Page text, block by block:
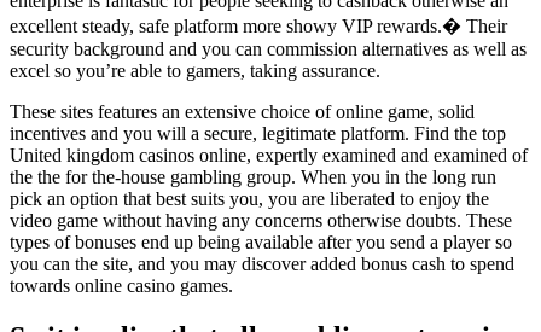
excellent steady, safe platform more showy VIP rewards.� Their
security background and you can commission alternatives as well as
excel so you’re able to gamers, taking assurance.
These sites features an extensive choice of online game, solid
incentives and you will a secure, legitimate platform. Find the top
United kingdom casinos online, expertly examined and examined of
the the for the-house gambling group. When you in the long run
pick an option that best suits you, you are liberated to enjoy the
video game without having any concerns otherwise doubts. These
types of bonuses end up being available after you send a player so
you can the site, and you may discover added bonus cash to spend
towards online casino games.